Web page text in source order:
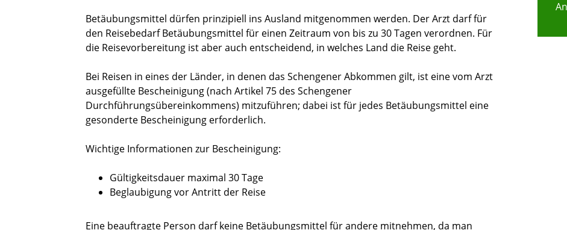
Betäubungsmittel dürfen prinzipiell ins Ausland mitgenommen werden. Der Arzt darf für
den Reisebedarf Betäubungsmittel für einen Zeitraum von bis zu 30 Tagen verordnen. Für
die Reisevorbereitung ist aber auch entscheidend, in welches Land die Reise geht.
Bei Reisen in eines der Länder, in denen das Schengener Abkommen gilt, ist eine vom Arzt
ausgefüllte Bescheinigung (nach Artikel 75 des Schengener
Durchführungsübereinkommens) mitzuführen; dabei ist für jedes Betäubungsmittel eine
gesonderte Bescheinigung erforderlich.
Wichtige Informationen zur Bescheinigung:
Gültigkeitsdauer maximal 30 Tage
Beglaubigung vor Antritt der Reise
Eine beauftragte Person darf keine Betäubungsmittel für andere mitnehmen, da man